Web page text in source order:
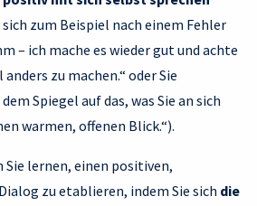
zum Beispiel nach einem Fehler
– ich mache es wieder gut und achte
zu machen.“ oder Sie
Spiegel auf das, was Sie an sich
warmen, offenen Blick.“).
Sie lernen, einen positiven,
zu etablieren, indem Sie sich die